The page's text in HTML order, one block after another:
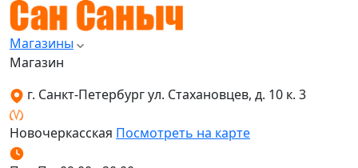
Магазины
Магазин
г. Санкт-Петербург ул. Стахановцев, д. 10 к. 3
Новочеркасская Посмотреть на карте